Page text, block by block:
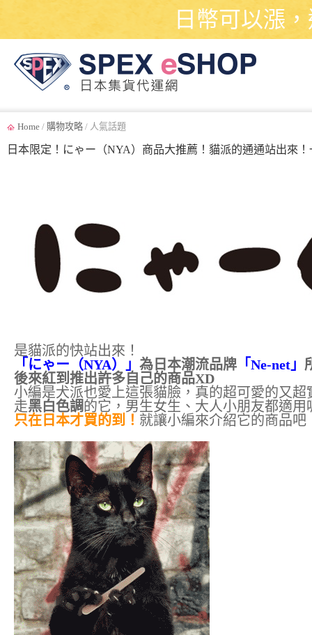
日幣可以漲
Home / 購物攻略 / 人氣話題
日本限定！にゃー（NYA）商品大推薦！貓派的通通站出來
是貓派的快站出來！
「にゃー（NYA）」 為日本潮流品牌 「Ne-net」
後來紅到推出許多自己的商品XD
小編是犬派也愛上這張貓臉，真的超可愛的又超
走黑白色調的它，男生女生、大人小朋友都適用
只在日本才買的到！ 就讓小編來介紹它的商品吧